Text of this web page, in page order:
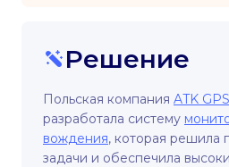
Решение
Польская компания ATK GPS
разработала систему
вождения, которая решила
задачи и обеспечила